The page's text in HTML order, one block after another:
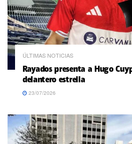
ÚLTIMAS NOTICIAS
Rayados presenta a Hugo
delantero estrella
23/07/2026